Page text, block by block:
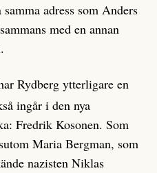
adress som Anders
med en annan
Rydberg ytterligare en
ingår i den nya
Fredrik Kosonen. Som
Maria Bergman, som
nazisten Niklas